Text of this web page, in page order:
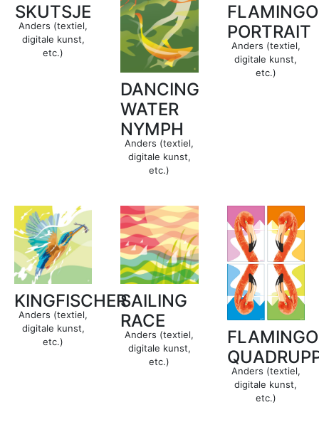
SKUTSJE
Anders (textiel,
digitale kunst,
etc.)
DANCING
WATER
NYMPH
Anders (textiel,
digitale kunst,
etc.)
FLAMINGO
PORTRAIT
Anders (textiel,
digitale kunst,
etc.)
KINGFISCHER
Anders (textiel,
digitale kunst,
etc.)
SAILING
RACE
Anders (textiel,
digitale kunst,
etc.)
FLAMINGO
Anders (textiel,
digitale kunst,
etc.)